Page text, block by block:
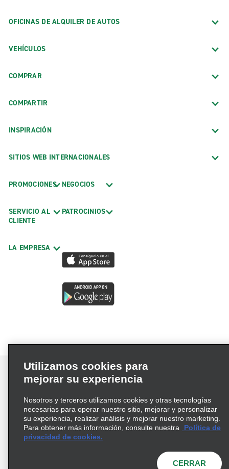
OFICINAS DE ALQUILER DE AUTOS
VEHÍCULOS
COMPRAR
COMPARTIR
INSPIRACIÓN
SITIOS WEB INTERNACIONALES
PROMOCIONES
SERVICIO AL
CLIENTE
LA EMPRESA
NEGOCIOS
PATROCINIOS
Términos de uso
Política de privacidad
Política de cookies
Información de Salud del Consumidor
© 2026 Enterprise Holdings, Inc. Todos los derechos
Utilizamos cookies para
mejorar su experiencia
Nosotros y terceros utilizamos cookies y otras tecnologías
necesarias para operar nuestro sitio, mejorar y personalizar
su experiencia, realizar análisis y mejorar nuestro marketing.
Para obtener más información, consulte nuestra
Política de
privacidad de cookies.
CERRAR